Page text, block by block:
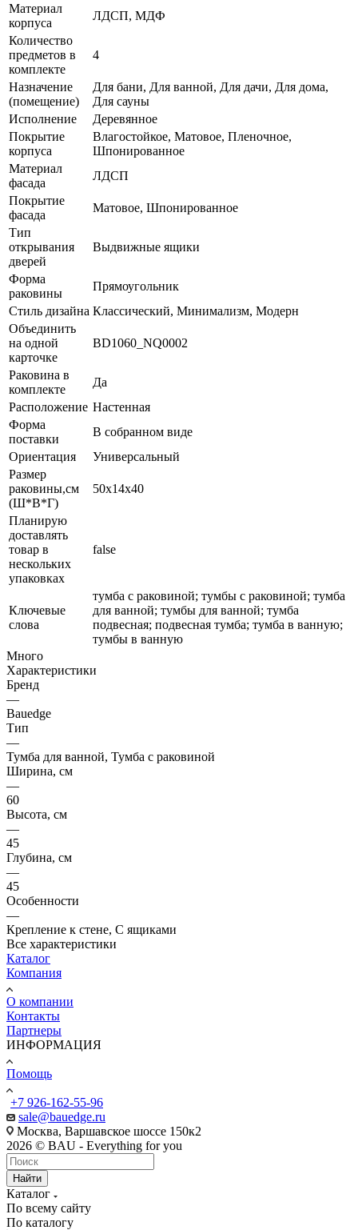
Материал
корпуса
ЛДСП, МДФ
Количество
предметов в
комплекте
4
Назначение
(помещение)
Для бани, Для ванной, Для дачи, Для дома,
Для сауны
Исполнение
Деревянное
Покрытие
корпуса
Влагостойкое, Матовое, Пленочное,
Шпонированное
Материал
фасада
ЛДСП
Покрытие
фасада
Матовое, Шпонированное
Тип
открывания
дверей
Выдвижные ящики
Форма
раковины
Прямоугольник
Стиль дизайна Классический, Минимализм, Модерн
Объединить
на одной
карточке
BD1060_NQ0002
Раковина в
комплекте
Да
Расположение Настенная
Форма
поставки
В собранном виде
Ориентация
Универсальный
Размер
раковины,см
(Ш*В*Г)
50х14х40
Планирую
доставлять
товар в
нескольких
упаковках
false
Ключевые
слова
тумба с раковиной; тумбы с раковиной; тумба
для ванной; тумбы для ванной; тумба
подвесная; подвесная тумба; тумба в ванную;
тумбы в ванную
Много
Характеристики
Бренд
—
Bauedge
Тип
—
Тумба для ванной, Тумба с раковиной
Ширина, см
—
60
Высота, см
—
45
Глубина, см
—
45
Особенности
—
Крепление к стене, С ящиками
Все характеристики
Каталог
Компания
О компании
Контакты
Партнеры
ИНФОРМАЦИЯ
Помощь
+7 926-162-55-96
sale@bauedge.ru
Москва, Варшавское шоссе 150к2
2026 © BAU - Everything for you
Найти
Каталог
По всему сайту
По каталогу